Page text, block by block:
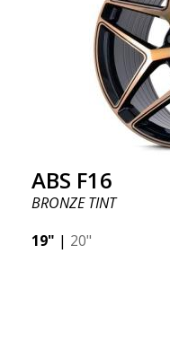
ABS F16
BRONZE TINT
19" | 20"